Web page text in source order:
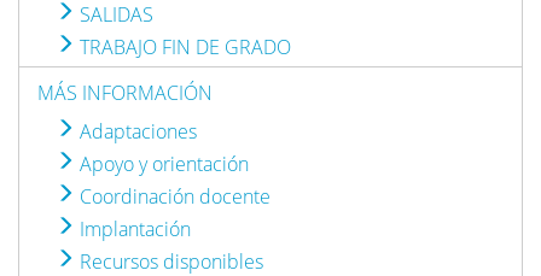
SALIDAS
TRABAJO FIN DE GRADO
MÁS INFORMACIÓN
Adaptaciones
Apoyo y orientación
Coordinación docente
Implantación
Recursos disponibles